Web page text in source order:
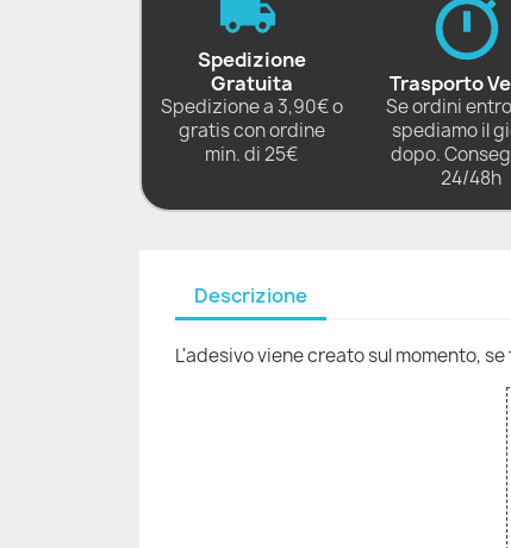
Spedizione
Gratuita
Spedizione a 3,90€ o
gratis con ordine
min. di 25€
Trasporto
Se ordini entro
spediamo il
dopo.
24/48h
Descrizione
L'adesivo viene creato sul momento,